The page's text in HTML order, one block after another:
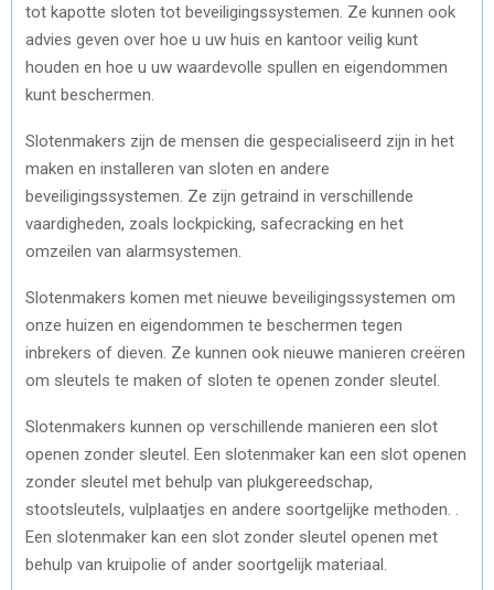
tot kapotte sloten tot beveiligingssystemen. Ze kunnen ook
advies geven over hoe u uw huis en kantoor veilig kunt
houden en hoe u uw waardevolle spullen en eigendommen
kunt beschermen.
Slotenmakers zijn de mensen die gespecialiseerd zijn in het
maken en installeren van sloten en andere
beveiligingssystemen. Ze zijn getraind in verschillende
vaardigheden, zoals lockpicking, safecracking en het
omzeilen van alarmsystemen.
Slotenmakers komen met nieuwe beveiligingssystemen om
onze huizen en eigendommen te beschermen tegen
inbrekers of dieven. Ze kunnen ook nieuwe manieren creëren
om sleutels te maken of sloten te openen zonder sleutel.
Slotenmakers kunnen op verschillende manieren een slot
openen zonder sleutel. Een slotenmaker kan een slot openen
zonder sleutel met behulp van plukgereedschap,
stootsleutels, vulplaatjes en andere soortgelijke methoden. .
Een slotenmaker kan een slot zonder sleutel openen met
behulp van kruipolie of ander soortgelijk materiaal.